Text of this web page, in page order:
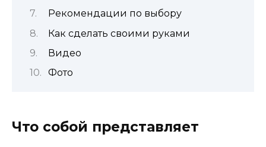
Рекомендации по выбору
Как сделать своими руками
Видео
Фото
Что собой представляет